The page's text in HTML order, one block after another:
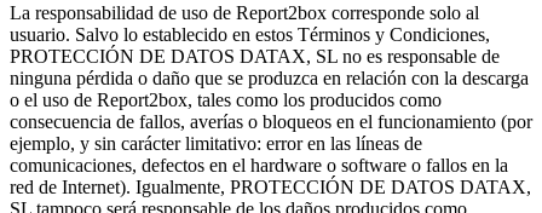
La responsabilidad de uso de Report2box corresponde solo al
usuario. Salvo lo establecido en estos Términos y Condiciones,
PROTECCIÓN DE DATOS DATAX, SL no es responsable de
ninguna pérdida o daño que se produzca en relación con la descarga
o el uso de Report2box, tales como los producidos como
consecuencia de fallos, averías o bloqueos en el funcionamiento (por
ejemplo, y sin carácter limitativo: error en las líneas de
comunicaciones, defectos en el hardware o software o fallos en la
red de Internet). Igualmente, PROTECCIÓN DE DATOS DATAX,
SL tampoco será responsable de los daños producidos como